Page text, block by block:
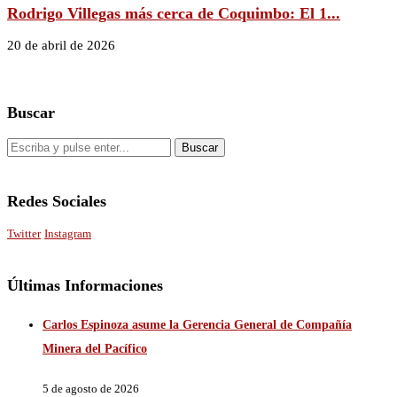
Rodrigo Villegas más cerca de Coquimbo: El 1...
20 de abril de 2026
Buscar
Redes Sociales
Twitter Instagram
Últimas Informaciones
Carlos Espinoza asume la Gerencia General de Compañía
Minera del Pacífico
5 de agosto de 2026